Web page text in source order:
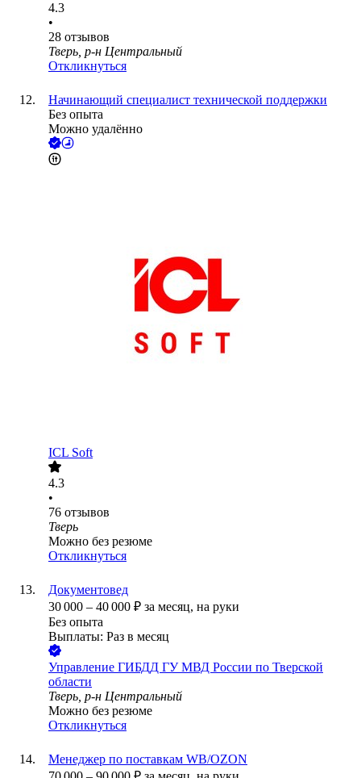
4.3
•
28 отзывов
Тверь, р-н Центральный
Откликнуться
Начинающий специалист технической поддержки
Без опыта
Можно удалённо
ICL Soft
4.3
•
76 отзывов
Тверь
Можно без резюме
Откликнуться
Документовед
30 000 – 40 000 ₽ за месяц, на руки
Без опыта
Выплаты: Раз в месяц
Управление ГИБДД ГУ МВД России по Тверской
области
Тверь, р-н Центральный
Можно без резюме
Откликнуться
Менеджер по поставкам WB/OZON